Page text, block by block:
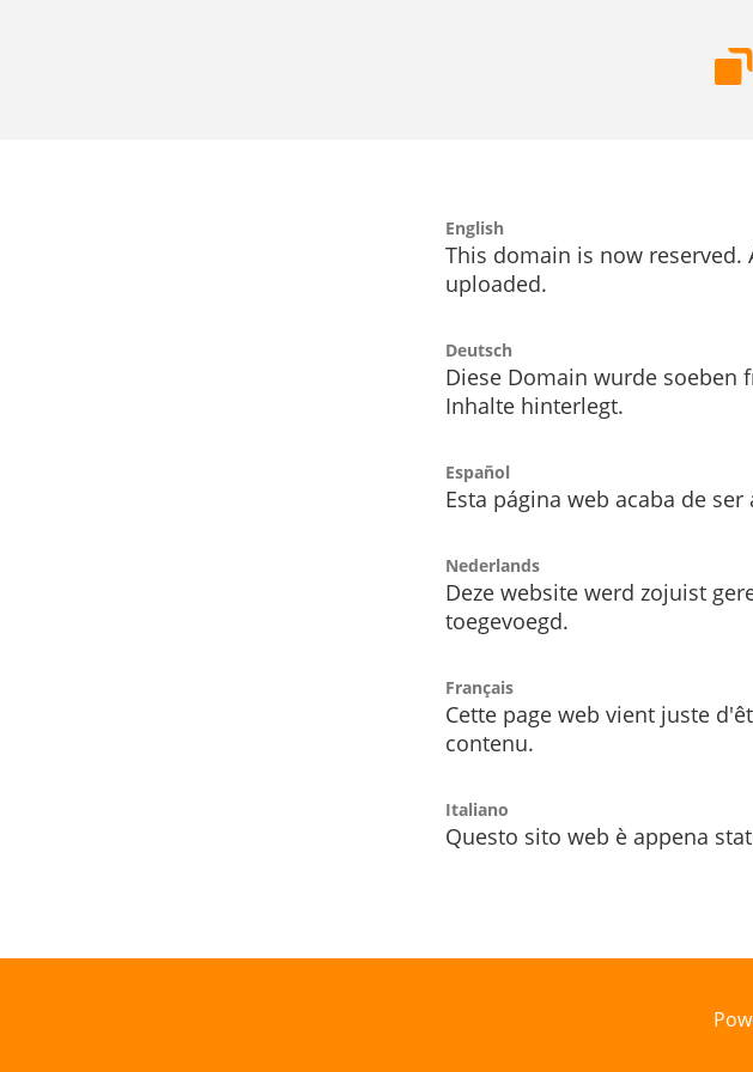
English
This domain is now reserved.
uploaded.
Deutsch
Diese Domain wurde soeben
Inhalte hinterlegt.
Español
Esta página web acaba de
Nederlands
Deze website werd zojuist
toegevoegd.
Français
Cette page web vient juste
contenu.
Italiano
Questo sito web è appena